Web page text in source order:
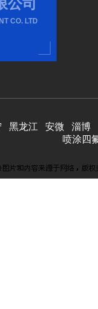
公司
CO. LTD
黑龙江 安微
淄博
喷涂四